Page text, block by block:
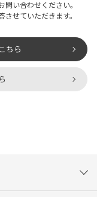
問い合わせください。
せていただきます。
ちら